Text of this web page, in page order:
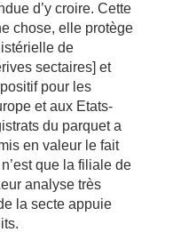
d’y croire. Cette
chose, elle protège
de
sectaires] et
pour les
et aux Etats-
du parquet a
en valeur le fait
que la filiale de
analyse très
la secte appuie